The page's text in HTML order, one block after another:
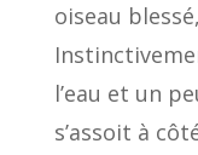
oiseau
l’eau et un
s’assoit à